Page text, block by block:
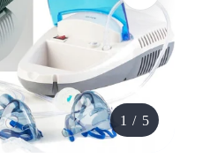
1 / 5